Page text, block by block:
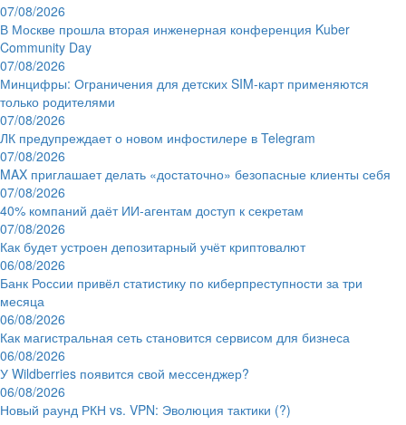
07/08/2026
В Москве прошла вторая инженерная конференция Kuber
Community Day
07/08/2026
Минцифры: Ограничения для детских SIM-карт применяются
только родителями
07/08/2026
ЛК предупреждает о новом инфостилере в Telegram
07/08/2026
MAX приглашает делать «достаточно» безопасные клиенты себя
07/08/2026
40% компаний даёт ИИ‑агентам доступ к секретам
07/08/2026
Как будет устроен депозитарный учёт криптовалют
06/08/2026
Банк России привёл статистику по киберпреступности за три
месяца
06/08/2026
Как магистральная сеть становится сервисом для бизнеса
06/08/2026
У Wildberries появится свой мессенджер?
06/08/2026
Новый раунд РКН vs. VPN: Эволюция тактики (?)